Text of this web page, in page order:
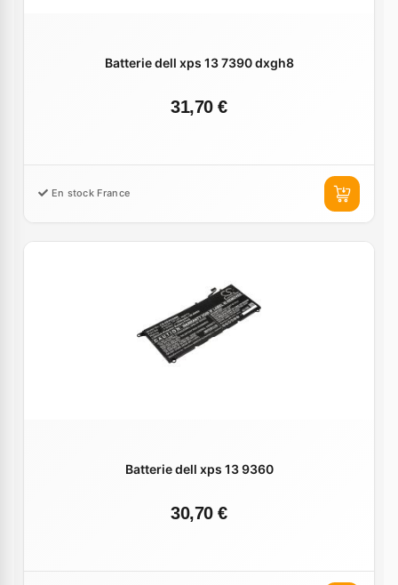
Batterie dell xps 13 7390 dxgh8
31,70 €
En stock France
Batterie dell xps 13 9360
30,70 €